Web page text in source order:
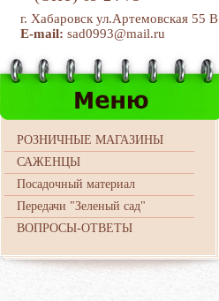
г. Хабаровск ул.Артемовская 55 В
E-mail: sad0993@mail.ru
РОЗНИЧНЫЕ МАГАЗИНЫ
САЖЕНЦЫ
Посадочный материал
Передачи "Зеленый сад"
ВОПРОСЫ-ОТВЕТЫ